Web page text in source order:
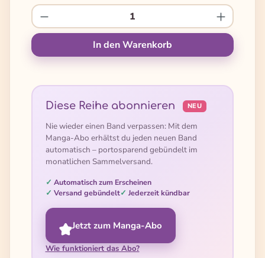
Produkt Anzahl: Gib den gewünschten
In den Warenkorb
Diese Reihe abonnieren NEU
Nie wieder einen Band verpassen: Mit dem
Manga-Abo erhältst du jeden neuen Band
automatisch – portosparend gebündelt im
monatlichen Sammelversand.
Automatisch zum Erscheinen
Versand gebündelt
Jederzeit kündbar
Jetzt zum Manga-Abo
Wie funktioniert das Abo?